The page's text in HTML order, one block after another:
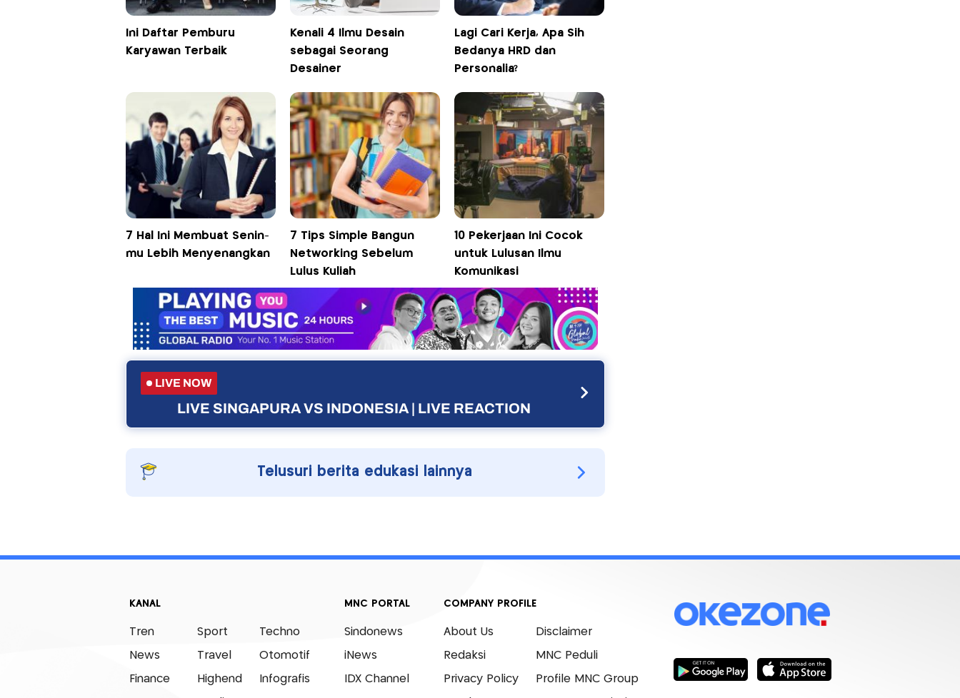
Ini Daftar Pemburu
Karyawan Terbaik
Kenali 4 Ilmu Desain
sebagai Seorang
Desainer
Lagi Cari Kerja, Apa Sih
Bedanya HRD dan
Personalia?
7 Hal Ini Membuat Senin-
mu Lebih Menyenangkan
7 Tips Simple Bangun
Networking Sebelum
Lulus Kuliah
10 Pekerjaan Ini Cocok
untuk Lulusan Ilmu
Komunikasi
LIVE NOW
LIVE SINGAPURA VS INDONESIA | LIVE REACTION
Telusuri berita edukasi lainnya
KANAL
Tren
News
Finance
Sport
Travel
Highend
Techno
Otomotif
Infografis
MNC PORTAL
Sindonews
iNews
IDX Channel
COMPANY PROFILE
About Us
Redaksi
Privacy Policy
Disclaimer
MNC Peduli
Profile MNC Group